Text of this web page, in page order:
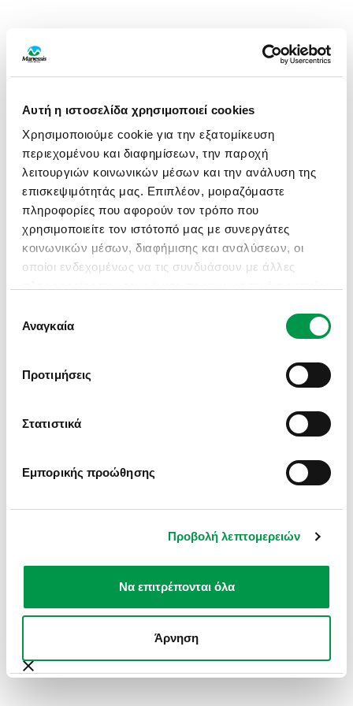
Αυτή η ιστοσελίδα χρησιμοποιεί cookies
Χρησιμοποιούμε cookie για την εξατομίκευση
περιεχομένου και διαφημίσεων, την παροχή
λειτουργιών κοινωνικών μέσων και την ανάλυση της
επισκεψιμότητάς μας. Επιπλέον, μοιραζόμαστε
πληροφορίες που αφορούν τον τρόπο που
χρησιμοποιείτε τον ιστότοπό μας με συνεργάτες
κοινωνικών μέσων, διαφήμισης και αναλύσεων, οι
οποίοι ενδεχομένως να τις συνδυάσουν με άλλες
χρήση των υπηρεσιών τους.
συγκατάθεσης
Αναγκαία
Προτιμήσεις
Στατιστικά
Εμπορικής προώθησης
Προβολή λεπτομερειών
Να επιτρέπονται όλα
Άρνηση
APPLICATION ERROR: A CLIENT-SIDE EXCEPTION HAS